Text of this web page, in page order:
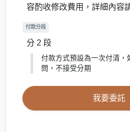
容酌收修改費用，詳細內容
付款分段
分 2 段
付款方式預設為一次付清，
問，不接受分期
我要委託